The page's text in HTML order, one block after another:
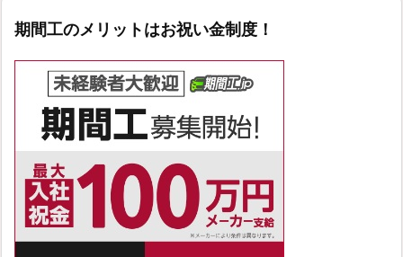
期間工のメリットはお祝い金制度！